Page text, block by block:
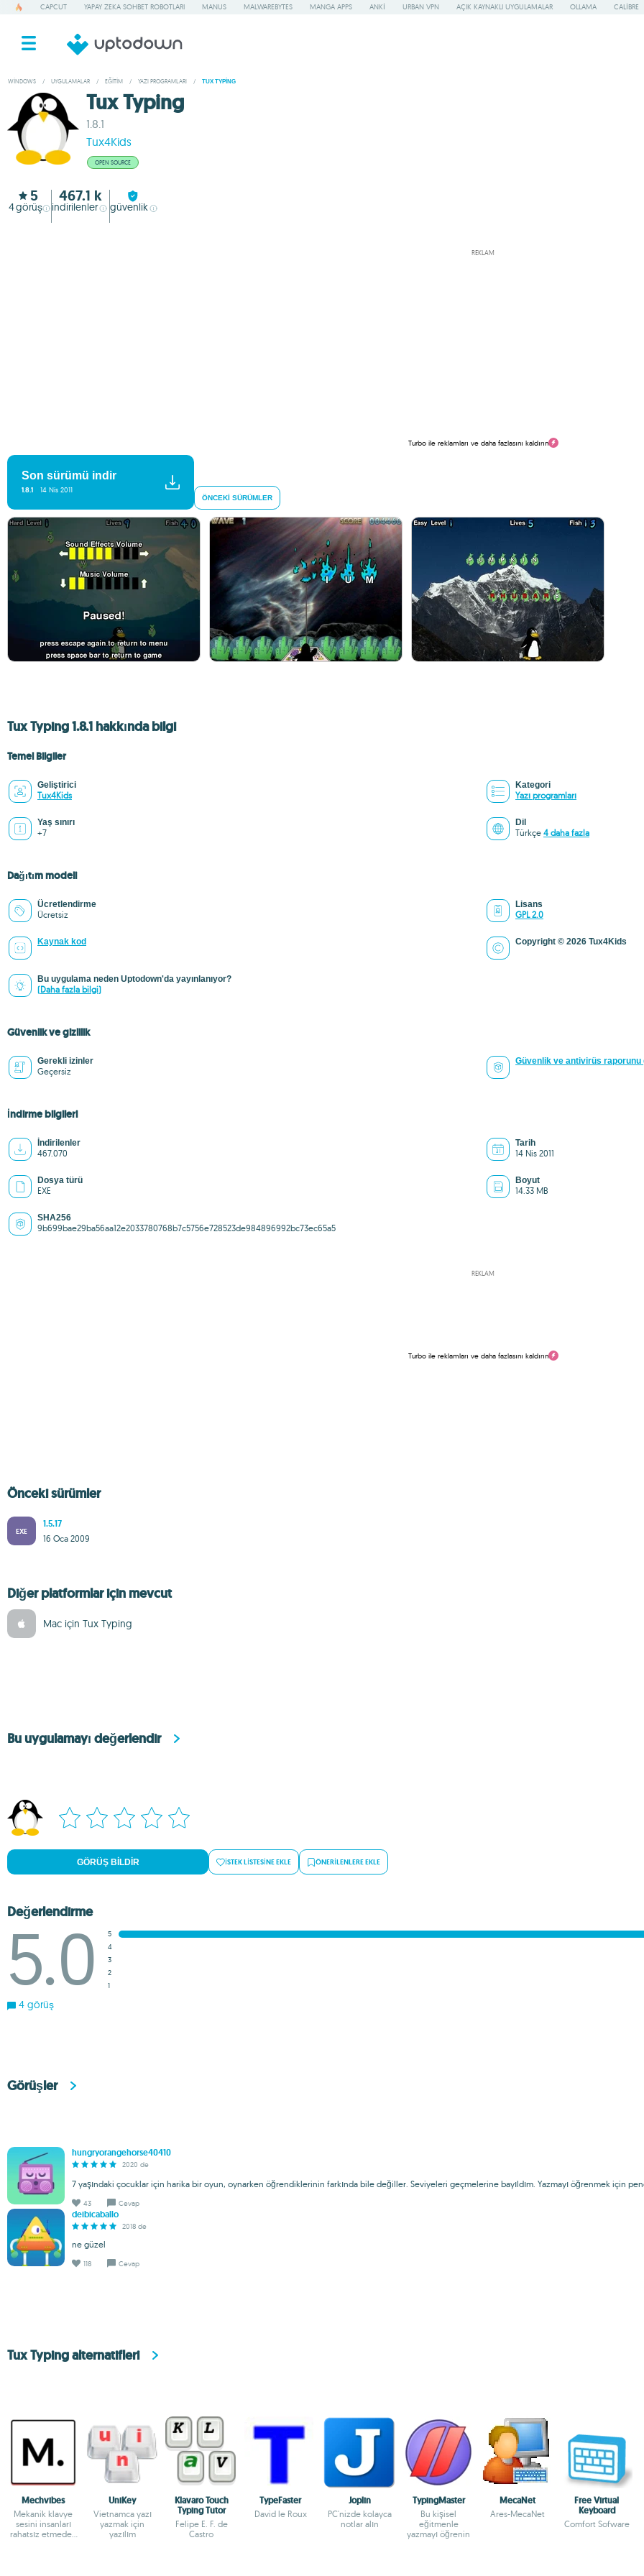
CAPCUT YAPAY ZEKA SOHBET ROBOTLARI MANUS MALWAREBYTES MANGA APPS ANKI URBAN VPN AÇIK KAYNAKLI UYGULAMALAR OLLAMA CALIBRE
WINDOWS / UYGULAMALAR / EĞITIM / YAZI PROGRAMLARI / TUX TYPING
Tux Typing
1.8.1
Tux4Kids
OPEN SOURCE
5
4görüş
467.1 k
indirilenler güvenlik
REKLAM
Turbo ile reklamları ve daha fazlasını kaldırın
Son sürümü indir
1.8.1 14 Nis 2011
ÖNCEKI SÜRÜMLER
Tux Typing 1.8.1 hakkında bilgi
Temel Bilgiler
Geliştirici
Tux4Kids
Kategori
Yazı programları
Yaş sınırı
+7
Dil
Türkçe 4 daha fazla
Dağıtım modeli
Ücretlendirme
Ücretsiz
Lisans
GPL 2.0
Kaynak kod Copyright © 2026 Tux4Kids
Bu uygulama neden Uptodown'da yayınlanıyor?
(Daha fazla bilgi)
Güvenlik ve gizlilik
Gerekli izinler
Geçersiz
Güvenlik ve antivirüs raporunu
İndirme bilgileri
İndirilenler
467.070
Tarih
14 Nis 2011
Dosya türü
EXE
Boyut
14.33 MB
SHA256
9b699bae29ba56aa12e2033780768b7c5756e728523de984896992bc73ec65a5
REKLAM
Turbo ile reklamları ve daha fazlasını kaldırın
Önceki sürümler
EXE
1.5.17
16 Oca 2009
Diğer platformlar için mevcut
Mac için Tux Typing
Bu uygulamayı değerlendir
GÖRÜŞ BILDIR İSTEK LISTESINE EKLE ÖNERILENLERE EKLE
Değerlendirme
5.0
5
4
3
2
1
4 görüş
Görüşler
hungryorangehorse40410
2020 de
7 yaşındaki çocuklar için harika bir oyun, oynarken öğrendiklerinin farkında bile değiller. Seviyeleri geçmelerine bayıldım. Yazmayı öğrenmek için
43 Cevap
deibicaballo
2018 de
ne güzel
118 Cevap
Tux Typing alternatifleri
Mechvibes
Mekanik klavye
sesini insanları
rahatsız etmeden
UniKey
Vietnamca yazı
yazmak için
yazılım
Klavaro Touch
Typing Tutor
Felipe E. F. de
Castro
TypeFaster
David le Roux
Joplin
PC'nizde kolayca
notlar alın
TypingMaster
Bu kişisel
eğitmenle
yazmayı öğrenin
MecaNet
Ares-MecaNet
Free Virtual
Keyboard
Comfort Sofware